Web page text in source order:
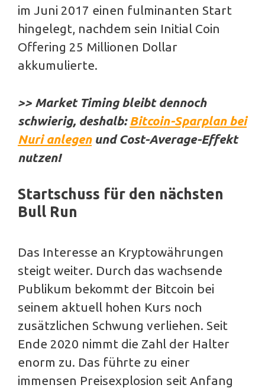
im Juni 2017 einen fulminanten Start
hingelegt, nachdem sein Initial Coin
Offering 25 Millionen Dollar
akkumulierte.
>> Market Timing bleibt dennoch
schwierig, deshalb:Bitcoin-Sparplan bei
Nuri anlegenund Cost-Average-Effekt
nutzen!
Startschuss für den nächsten
Bull Run
Das Interesse an Kryptowährungen
steigt weiter. Durch das wachsende
Publikum bekommt der Bitcoin bei
seinem aktuell hohen Kurs noch
zusätzlichen Schwung verliehen. Seit
Ende 2020 nimmt die Zahl der Halter
enorm zu. Das führte zu einer
immensen Preisexplosion seit Anfang